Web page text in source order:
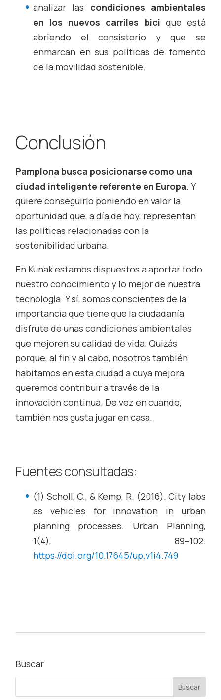
analizar las condiciones ambientales
en los nuevos carriles bici que está
abriendo el consistorio y que se
enmarcan en sus políticas de fomento
de la movilidad sostenible.
Conclusión
Pamplona busca posicionarse como una
ciudad inteligente referente en Europa. Y
quiere conseguirlo poniendo en valor la
oportunidad que, a día de hoy, representan
las políticas relacionadas con la
sostenibilidad urbana.
En Kunak estamos dispuestos a aportar todo
nuestro conocimiento y lo mejor de nuestra
tecnología. Y sí, somos conscientes de la
importancia que tiene que la ciudadanía
disfrute de unas condiciones ambientales
que mejoren su calidad de vida. Quizás
porque, al fin y al cabo, nosotros también
habitamos en esta ciudad a cuya mejora
queremos contribuir a través de la
innovación continua. De vez en cuando,
también nos gusta jugar en casa.
Fuentes consultadas:
(1) Scholl, C., & Kemp, R. (2016). City labs
as vehicles for innovation in urban
planning processes. Urban Planning,
1(4), 89–102.
https://doi.org/10.17645/up.v1i4.749
Buscar